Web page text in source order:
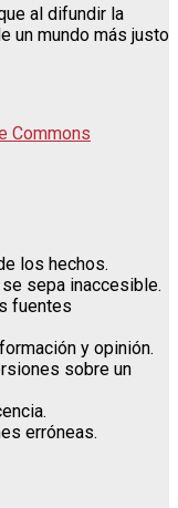
al difundir la
un mundo más justo
Commons
los hechos.
sepa inaccesible.
fuentes
y opinión.
sobre un
erróneas.